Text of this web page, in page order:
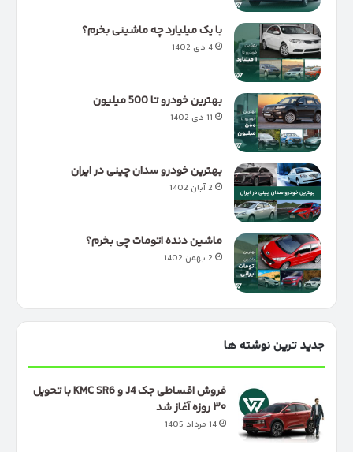
با یک میلیارد چه ماشینی بخرم؟
4 دی 1402
بهترین خودرو تا 500 میلیون
11 دی 1402
بهترین خودرو سدان چینی در ایران
2 آبان 1402
ماشین دنده اتومات چی بخرم؟
2 بهمن 1402
جدید ترین نوشته ها
فروش اقساطی جک J4 و KMC SR6 با تحویل
۳۰ روزه آغاز شد
14 مرداد 1405